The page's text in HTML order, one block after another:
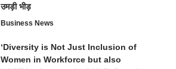
उमड़ी भीड़
Business News
‘Diversity is Not Just Inclusion of
Women in Workforce but also